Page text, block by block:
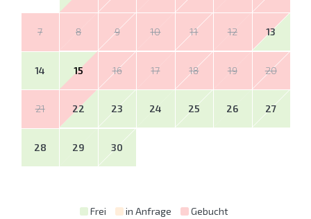
7 8 9 10 11 12 13
14 15 16 17 18 19 20
21 22 23 24 25 26 27
28 29 30
Frei in Anfrage Gebucht